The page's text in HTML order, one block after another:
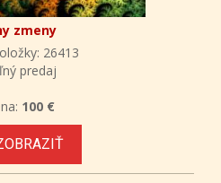
zmeny
26413
predaj
100 €